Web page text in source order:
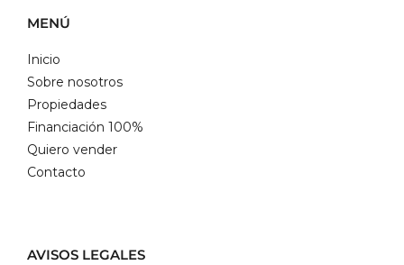
MENÚ
Inicio
Sobre nosotros
Propiedades
Financiación 100%
Quiero vender
Contacto
AVISOS LEGALES